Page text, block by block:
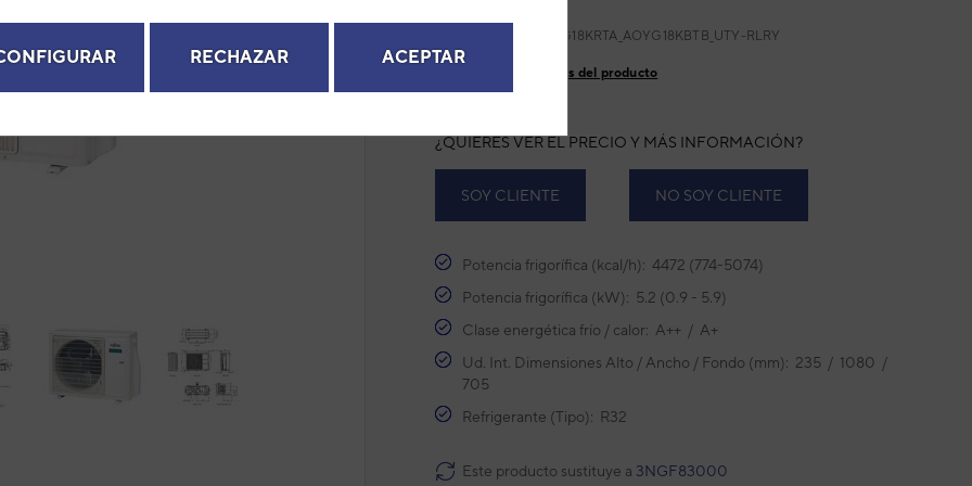
RECHAZAR ACEPTAR
ABYG18KRTA_AOYG18KBTB_UTY-RLRY
+ Ver detalles técnicos del producto
¿QUIERES VER EL PRECIO Y MÁS INFORMACIÓN?
SOY CLIENTE NO SOY CLIENTE
Potencia frigorífica (kcal/h): 4472 (774-5074)
Potencia frigorífica (kW): 5.2 (0.9 - 5.9)
Clase energética frío / calor: A++ / A+
Ud. Int. Dimensiones Alto / Ancho / Fondo (mm): 235 / 1080 /
705
Refrigerante (Tipo): R32
Este producto sustituye a 3NGF83000